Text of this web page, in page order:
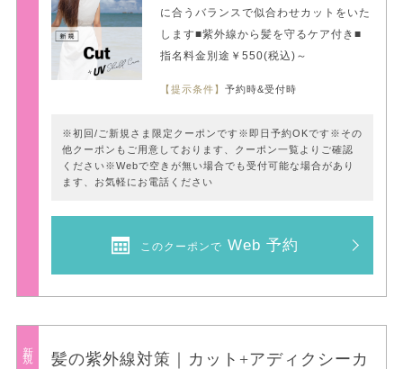
に合うバランスで似合わせカットをいた
します■紫外線から髪を守るケア付き■
指名料金別途￥550(税込)～
【提示条件】予約時&受付時
※初回/ご新規さま限定クーポンです※即日予約OKです※その
他クーポンもご用意しております、クーポン一覧よりご確認
ください※Webで空きが無い場合でも受付可能な場合があり
ます、お気軽にお電話ください
このクーポンで Web 予約
新規
髪の紫外線対策｜カット+アディクシーカ